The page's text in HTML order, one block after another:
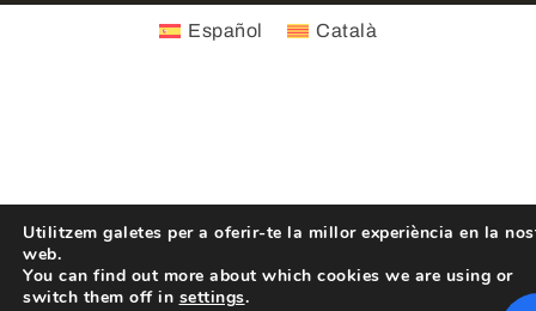
Utilitzem galetes per a oferir-te la millor experiència en la
web.
You can find out more about which cookies we are using or
switch them off in settings.
Español Català